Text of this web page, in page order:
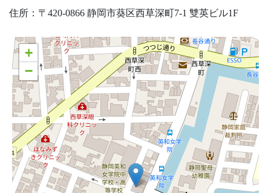
住所：〒420-0866 静岡市葵区西草深町7-1 雙英ビル1F
+
−